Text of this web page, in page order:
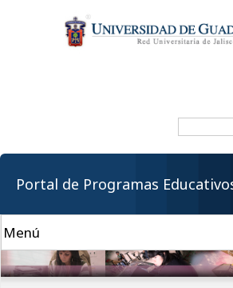
contenido
principal
Buscar
Portal de Programas